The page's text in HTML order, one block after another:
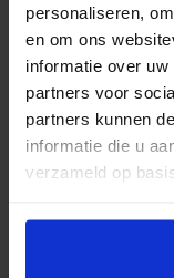
personaliseren,
en om ons
informatie over
partners voor
partners kunnen
informatie die u
verzameld op